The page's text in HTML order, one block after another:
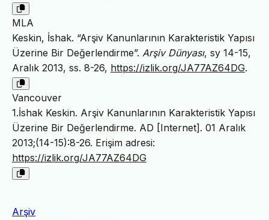
MLA
Keskin, İshak. “Arşiv Kanunlarının Karakteristik Yapısı
Üzerine Bir Değerlendirme”. Arşiv Dünyası, sy 14-15,
Aralık 2013, ss. 8-26, https://izlik.org/JA77AZ64DG.
Vancouver
1.İshak Keskin. Arşiv Kanunlarının Karakteristik Yapısı
Üzerine Bir Değerlendirme. AD [Internet]. 01 Aralık
2013;(14-15):8-26. Erişim adresi:
https://izlik.org/JA77AZ64DG
Arşiv